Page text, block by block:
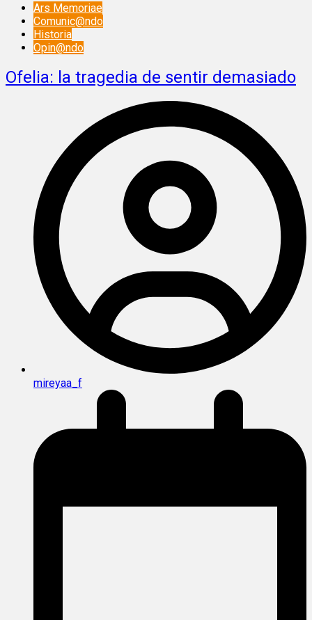
Ars Memoriae
Comunic@ndo
Historia
Opin@ndo
Ofelia: la tragedia de sentir demasiado
mireyaa_f